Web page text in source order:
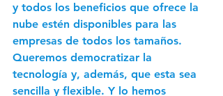
y todos los beneficios que ofrece la
nube estén disponibles para las
empresas de todos los tamaños.
Queremos democratizar la
tecnología y, además, que esta sea
sencilla y flexible. Y lo hemos